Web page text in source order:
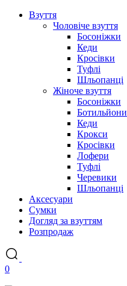
Взуття
Чоловіче взуття
Босоніжки
Кеди
Кросівки
Туфлі
Шльопанці
Жіноче взуття
Босоніжки
Ботильйони
Кеди
Крокси
Кросівки
Лофери
Туфлі
Черевики
Шльопанці
Аксесуари
Сумки
Догляд за взуттям
Розпродаж
0